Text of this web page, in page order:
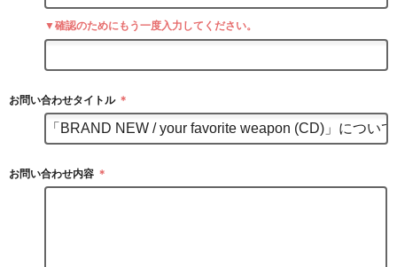
▼確認のためにもう一度入力してください。
お問い合わせタイトル ＊
お問い合わせ内容 ＊